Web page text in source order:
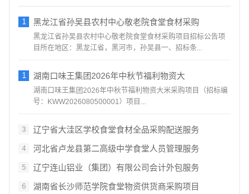
1 黑龙江省孙吴县农村中心敬老院食堂食材采购
黑龙江省孙吴县农村中心敬老院食堂食材采购项目招标公告项
目所在地区：黑龙江省，黑河市，孙吴县一、招标条...
1 湖南口味王集团2026年中秋节福利物资大
湖南口味王集团2026年中秋节福利物资大米采购项目（招标编
号：KWW2026080500001）项目...
3 辽宁省大洼区学校食堂食材全品采购配送服务
4 河北省卢龙县第二高级中学食堂人员管理服务
5 辽宁连山铝业（集团）有限公司会计外包服务
6 湖南省长沙师范学院食堂物资供货商采购项目